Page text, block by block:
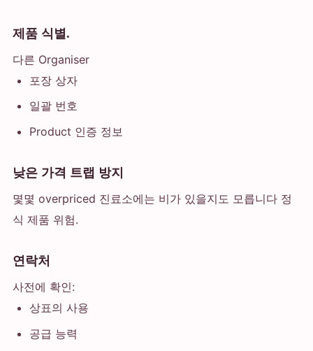
제품 식별.
다른 Organiser
포장 상자
일괄 번호
Product 인증 정보
낮은 가격 트랩 방지
몇몇 overpriced 진료소에는 비가 있을지도 모릅니다 정
식 제품 위험.
연락처
사전에 확인:
상표의 사용
공급 능력